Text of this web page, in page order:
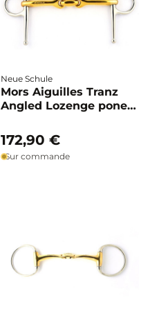
Neue Schule
Mors Aiguilles Tranz
Angled Lozenge poney
172,90 €
Sur commande